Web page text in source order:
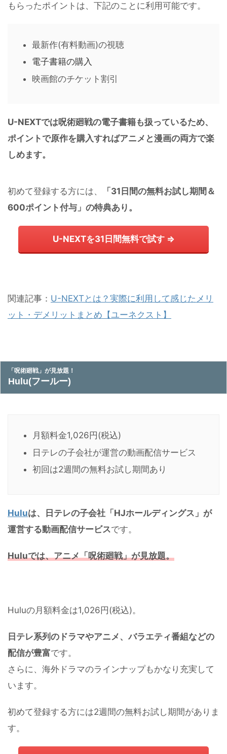
もらったポイントは、下記のことに利用可能です。
最新作(有料動画)の視聴
電子書籍の購入
映画館のチケット割引
U-NEXTでは呪術廻戦の電子書籍も扱っているため、
ポイントで原作を購入すればアニメと漫画の両方で楽
しめます。
初めて登録する方には、
「31日間の無料お試し期間＆
600ポイント付与」の特典あり。
U-NEXTを31日間無料で試す ⇒
関連記事： U-NEXTとは？実際に利用して感じたメリ
ット・デメリットまとめ【ユーネクスト】
「呪術廻戦」が見放題！
Hulu(フールー)
月額料金1,026円(税込)
日テレの子会社が運営の動画配信サービス
初回は2週間の無料お試し期間あり
Huluは、日テレの子会社「HJホールディングス」が
運営する動画配信サービスです。
Huluでは、アニメ「呪術廻戦」が見放題。
Huluの月額料金は1,026円(税込)。
日テレ系列のドラマやアニメ、バラエティ番組などの
配信が豊富です。
さらに、海外ドラマのラインナップもかなり充実して
います。
初めて登録する方には2週間の無料お試し期間がありま
す。